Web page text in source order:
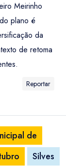
Meirinho
plano é
da
de retoma
Reportar
de
Silves